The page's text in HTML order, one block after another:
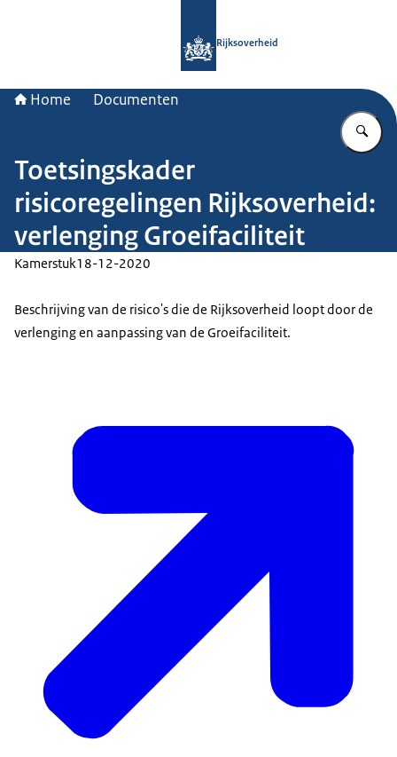
Rijksoverheid
Home Documenten
Toetsingskader
risicoregelingen Rijksoverheid:
verlenging Groeifaciliteit
Kamerstuk18-12-2020
Beschrijving van de risico's die de Rijksoverheid loopt door de
verlenging en aanpassing van de Groeifaciliteit.